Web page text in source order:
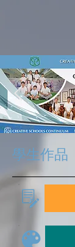
學生作品